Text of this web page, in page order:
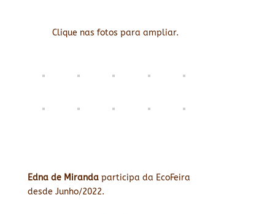
Clique nas fotos para ampliar.
Edna de Mirandaparticipa da EcoFeira
desde Junho/2022.